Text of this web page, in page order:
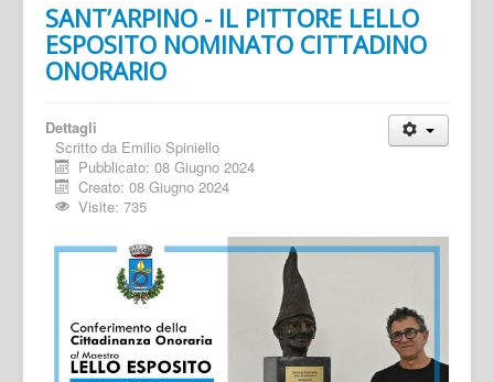
SANT’ARPINO - IL PITTORE LELLO
ESPOSITO NOMINATO CITTADINO
ONORARIO
Dettagli
Scritto da Emilio Spiniello
Pubblicato: 08 Giugno 2024
Creato: 08 Giugno 2024
Visite: 735